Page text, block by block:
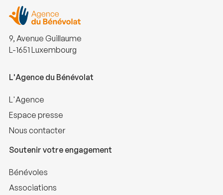
9, Avenue Guillaume
L-1651 Luxembourg
L'Agence du Bénévolat
L'Agence
Espace presse
Nous contacter
Soutenir votre engagement
Bénévoles
Associations